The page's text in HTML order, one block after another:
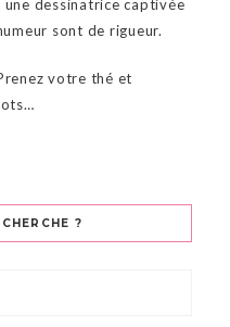
dessinatrice captivée
sont de rigueur.
votre thé et
?